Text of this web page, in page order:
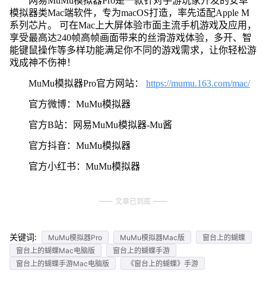
模拟器类Mac端软件，专为macOS打造，率先适配Apple M
系列芯片。 可在Mac上大屏体验市面主流手机游戏及应用，
享受最高达240帧高帧画面带来的丝滑游戏体验，多开、智
能键鼠操作等多样功能满足你不同的游戏需求，让你轻松游
戏成神不伤神！
MuMu模拟器Pro官方网站： https://mumu.163.com/mac/
官方微博：MuMu模拟器
官方B站：网易MuMu模拟器-Mu酱
官方抖音：MuMu模拟器
官方小红书：MuMu模拟器
文章已到底
关键词: MuMu模拟器Pro MuMu模拟器Mac版
窗台上的蝴蝶
窗台上的蝴蝶Mac电脑版
窗台上的蝴蝶手游
窗台上的蝴蝶手游Mac电脑版
《窗台上的蝴蝶》手游